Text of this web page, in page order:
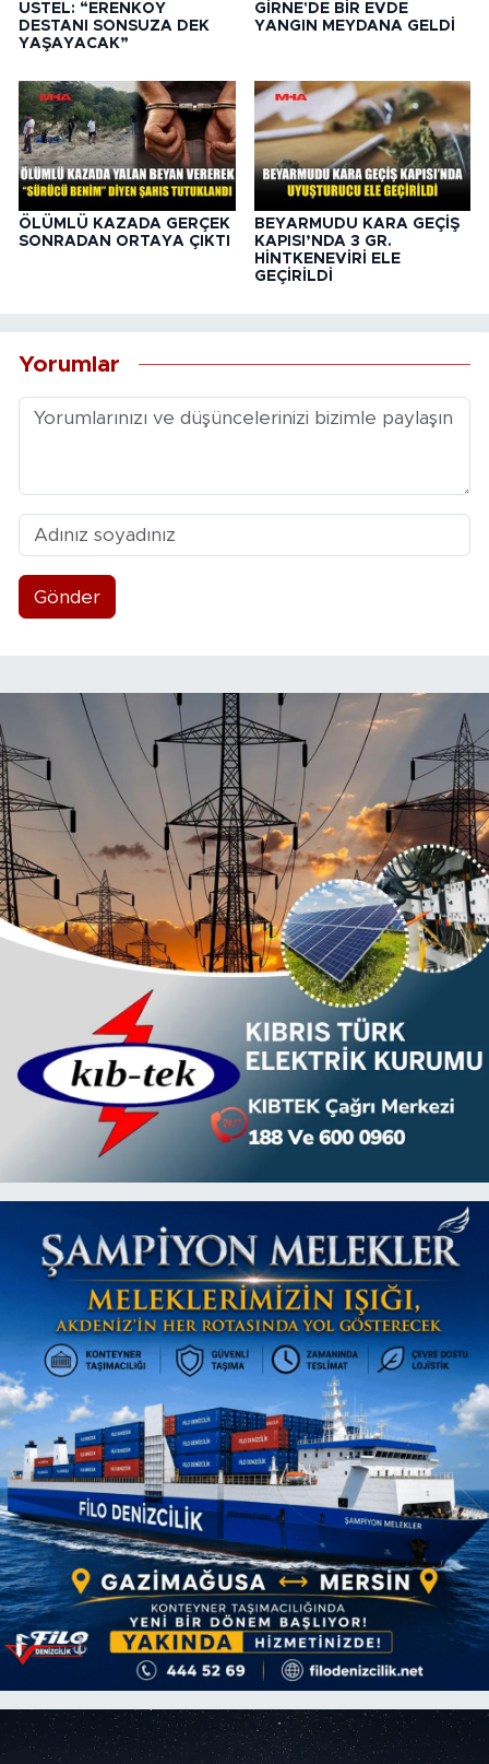
ÜSTEL: “ERENKÖY
DESTANI SONSUZA DEK
YAŞAYACAK”
GİRNE'DE BİR EVDE
YANGIN MEYDANA GELDİ
ÖLÜMLÜ KAZADA GERÇEK
SONRADAN ORTAYA ÇIKTI
BEYARMUDU KARA GEÇİŞ
KAPISI’NDA 3 GR.
HİNTKENEVİRİ ELE
GEÇİRİLDİ
Yorumlar
Gönder